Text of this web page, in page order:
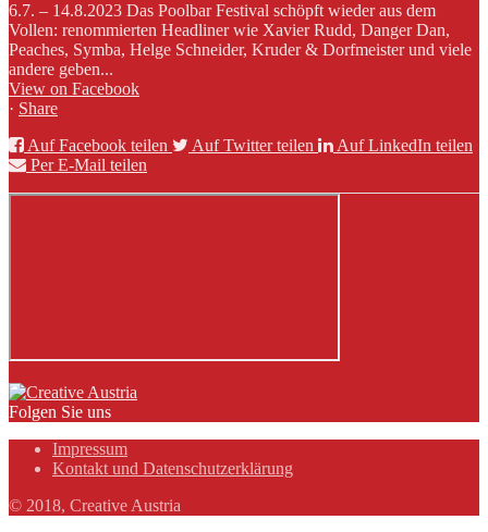
6.7. – 14.8.2023 Das Poolbar Festival schöpft wieder aus dem
Vollen: renommierten Headliner wie Xavier Rudd, Danger Dan,
Peaches, Symba, Helge Schneider, Kruder & Dorfmeister und viele
andere geben...
View on Facebook
· Share
Auf Facebook teilen
Auf Twitter teilen
Auf LinkedIn teilen
Per E-Mail teilen
Folgen Sie uns
Impressum
Kontakt und Datenschutzerklärung
© 2018, Creative Austria